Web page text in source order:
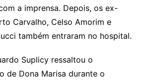
a imprensa. Depois, os ex-
Carvalho, Celso Amorim e
também entraram no hospital.
Suplicy ressaltou o
de Dona Marisa durante o